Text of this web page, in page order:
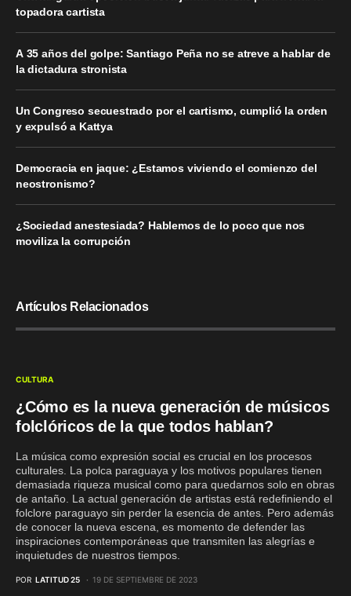
topadora cartista
A 35 años del golpe: Santiago Peña no se atreve a hablar de
la dictadura stronista
Un Congreso secuestrado por el cartismo, cumplió la orden
y expulsó a Kattya
Democracia en jaque: ¿Estamos viviendo el comienzo del
neostronismo?
¿Sociedad anestesiada? Hablemos de lo poco que nos
moviliza la corrupción
Artículos Relacionados
CULTURA
¿Cómo es la nueva generación de músicos
folclóricos de la que todos hablan?
La música como expresión social es crucial en los procesos
culturales. La polca paraguaya y los motivos populares tienen
demasiada riqueza musical como para quedarnos solo en obras
de antaño. La actual generación de artistas está redefiniendo el
folclore paraguayo sin perder la esencia de antes. Pero además
de conocer la nueva escena, es momento de defender las
inspiraciones contemporáneas que transmiten las alegrías e
inquietudes de nuestros tiempos.
POR LATITUD 25 19 DE SEPTIEMBRE DE 2023